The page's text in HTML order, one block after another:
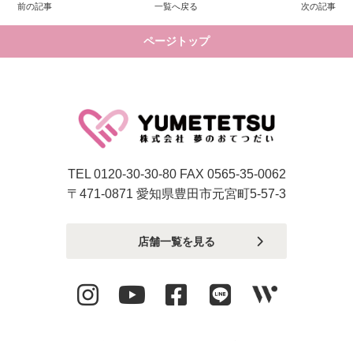
前の記事 一覧へ戻る 次の記事
ページトップ
TEL 0120-30-30-80 FAX 0565-35-0062
〒471-0871 愛知県豊田市元宮町5-57-3
店舗一覧を見る